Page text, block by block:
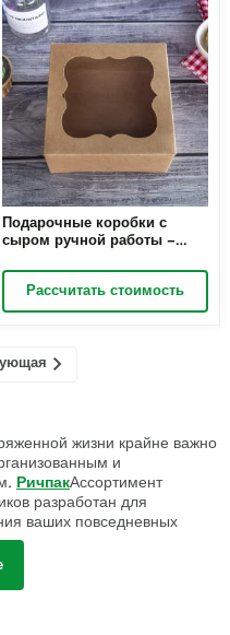
Подарочные коробки с
сыром ручной работы –
коробках ручной работы,
изысканное наслаждение
Рассчитать стоимость
жизни крайне важно
и
РичпакАссортимент
разработан для
ваших повседневных
Для курьерских посылок и
наши коробки